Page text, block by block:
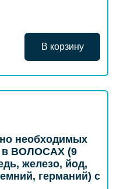
В корзину
необходимых
в ВОЛОСАХ (9
железо, йод,
германий) с